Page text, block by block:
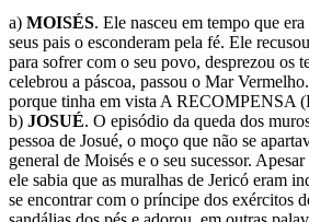
a) MOISÉS. Ele nasceu em tempo que
seus pais o esconderam pela fé. Ele
para sofrer com o seu povo, desprezou os
celebrou a páscoa, passou o Mar
porque tinha em vista A RECOMPENSA
b) JOSUÉ. O episódio da queda dos
pessoa de Josué, o moço que não se
general de Moisés e o seu sucessor.
ele sabia que as muralhas de Jericó eram
se encontrar com o príncipe dos exércitos